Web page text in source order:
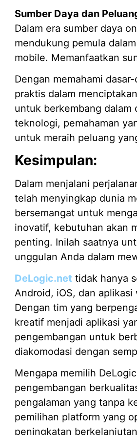
Sumber Daya dan
Dalam era sumber daya
mendukung pemula
mobile. Memanfaatkan
Dengan memahami
praktis dalam
untuk berkembang dalam
teknologi, pemahaman
untuk meraih peluang
Kesimpulan:
Dalam menjalani
telah menyingkap dunia
bersemangat untuk
inovatif, kebutuhan akan
penting. Inilah saatnya
unggulan Anda dalam
DeLogic.net tidak hanya
Android, iOS, dan
Dengan tim yang
kreatif menjadi aplikasi
pengembangan untuk
diakomodasi dengan
Mengapa memilih
pengembangan
pengalaman yang tanpa
pemilihan platform yang
peningkatan